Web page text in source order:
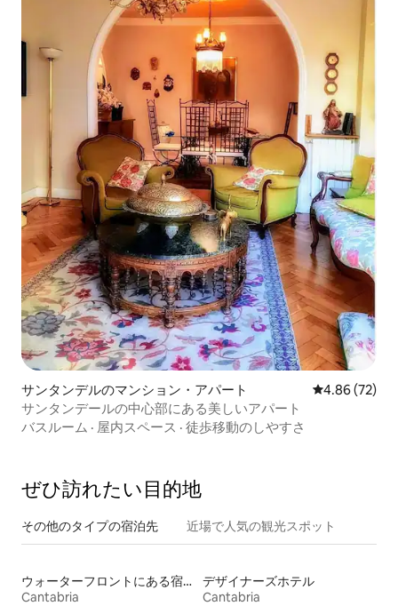
サンタンデルのマンション・アパート レビュー72
4.86 (72)
サンタンデールの中心部にある美しいアパート
バスルーム · 屋内スペース · 徒歩移動のしやすさ
ぜひ訪⁠れ⁠た⁠い目⁠的⁠地
その他のタ⁠イ⁠プ⁠の宿⁠泊⁠先 近場で人気の観光スポット
ウォーターフロントにある宿泊施設
Cantabria
デザイナーズホテル
Cantabria